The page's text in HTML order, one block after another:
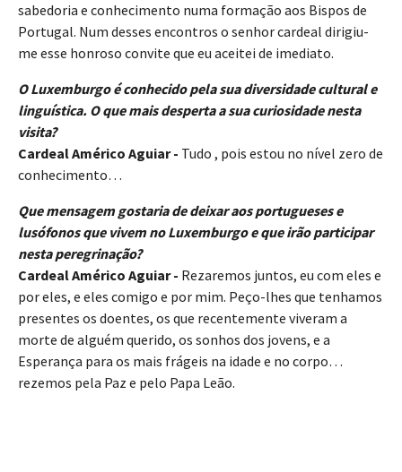
sabedoria e conhecimento numa formação aos Bispos de
Portugal. Num desses encontros o senhor cardeal dirigiu-
me esse honroso convite que eu aceitei de imediato.
O Luxemburgo é conhecido pela sua diversidade cultural e
linguística. O que mais desperta a sua curiosidade nesta
visita?
Cardeal Américo Aguiar - Tudo , pois estou no nível zero de
conhecimento…
Que mensagem gostaria de deixar aos portugueses e
lusófonos que vivem no Luxemburgo e que irão participar
nesta peregrinação?
​​​​Cardeal Américo Aguiar - Rezaremos juntos, eu com eles e
por eles, e eles comigo e por mim. Peço-lhes que tenhamos
presentes os doentes, os que recentemente viveram a
morte de alguém querido, os sonhos dos jovens, e a
Esperança para os mais frágeis na idade e no corpo…
rezemos pela Paz e pelo Papa Leão.